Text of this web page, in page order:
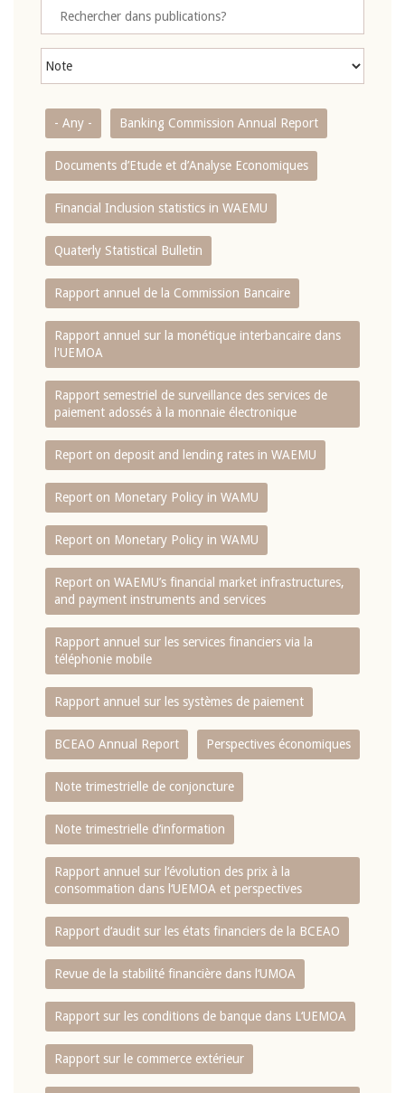
- Any - Banking Commission Annual Report
Documents d’Etude et d’Analyse Economiques
Financial Inclusion statistics in WAEMU
Quaterly Statistical Bulletin
Rapport annuel de la Commission Bancaire
Rapport annuel sur la monétique interbancaire dans
l'UEMOA
Rapport semestriel de surveillance des services de
paiement adossés à la monnaie électronique
Report on deposit and lending rates in WAEMU
Report on Monetary Policy in WAMU
Report on Monetary Policy in WAMU
Report on WAEMU’s financial market infrastructures,
and payment instruments and services
Rapport annuel sur les services financiers via la
téléphonie mobile
Rapport annuel sur les systèmes de paiement
BCEAO Annual Report Perspectives économiques
Note trimestrielle de conjoncture
Note trimestrielle d‘information
Rapport annuel sur l‘évolution des prix à la
consommation dans l‘UEMOA et perspectives
Rapport d‘audit sur les états financiers de la BCEAO
Revue de la stabilité financière dans l‘UMOA
Rapport sur les conditions de banque dans L‘UEMOA
Rapport sur le commerce extérieur